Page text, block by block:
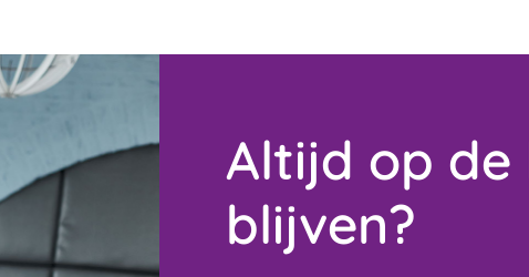
Altijd op de
blijven?